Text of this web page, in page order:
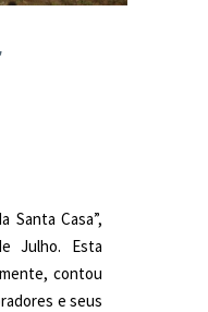
Santa Casa”,
Julho. Esta
contou
e seus